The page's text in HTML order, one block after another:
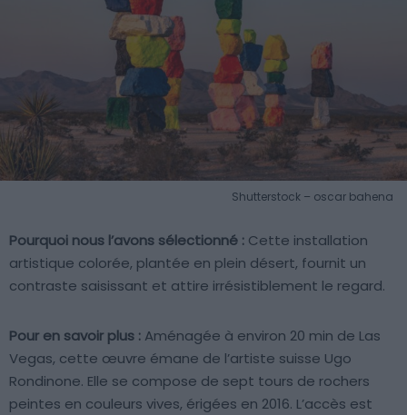
Shutterstock – oscar bahena
Pourquoi nous l’avons sélectionné : Cette installation
artistique colorée, plantée en plein désert, fournit un
contraste saisissant et attire irrésistiblement le regard.
Pour en savoir plus : Aménagée à environ 20 min de Las
Vegas, cette œuvre émane de l’artiste suisse Ugo
Rondinone. Elle se compose de sept tours de rochers
peintes en couleurs vives, érigées en 2016. L’accès est